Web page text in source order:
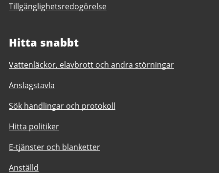
Tillgänglighetsredogörelse
Hitta snabbt
Vattenläckor, elavbrott och andra störningar
Anslagstavla
Sök handlingar och protokoll
Hitta politiker
E-tjänster och blanketter
Anställd